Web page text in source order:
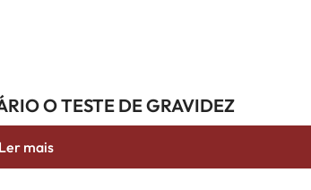
O TESTE DE GRAVIDEZ
Ler mais